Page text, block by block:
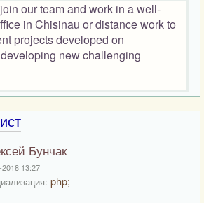
our team and work in a well-
in Chisinau or distance work to
projects developed on
new challenging
Бунчак
2018 13:27
php;